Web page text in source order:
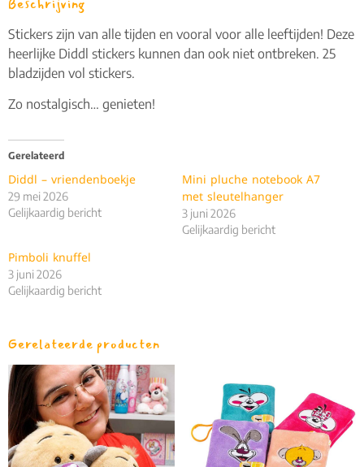
Stickers zijn van alle tijden en vooral voor alle leeftijden! Deze
heerlijke Diddl stickers kunnen dan ook niet ontbreken. 25
bladzijden vol stickers.
Zo nostalgisch… genieten!
Gerelateerd
Diddl – vriendenboekje
29 mei 2026
Gelijkaardig bericht
Mini pluche notebook A7
met sleutelhanger
3 juni 2026
Gelijkaardig bericht
Pimboli knuffel
3 juni 2026
Gelijkaardig bericht
Gerelateerde producten